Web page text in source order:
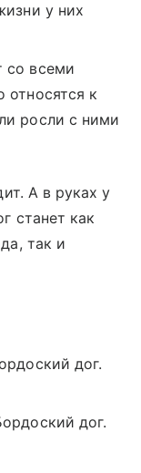
у них
со всеми
относятся к
росли с ними
А в руках у
станет как
так и
дог.
дог.